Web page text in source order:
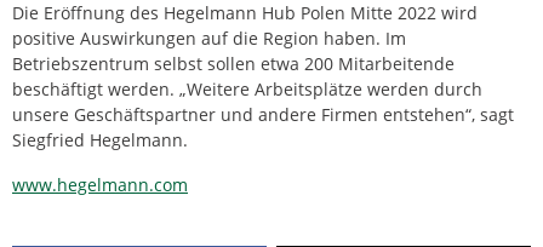
Die Eröffnung des Hegelmann Hub Polen Mitte 2022 wird
positive Auswirkungen auf die Region haben. Im
Betriebszentrum selbst sollen etwa 200 Mitarbeitende
beschäftigt werden. „Weitere Arbeitsplätze werden durch
unsere Geschäftspartner und andere Firmen entstehen“, sagt
Siegfried Hegelmann.
www.hegelmann.com